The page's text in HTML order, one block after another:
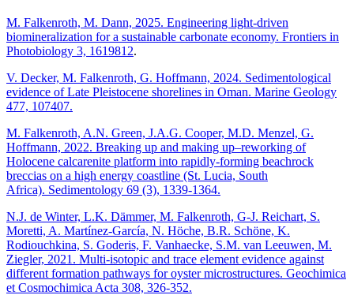
M. Falkenroth, M. Dann, 2025. Engineering light-driven
biomineralization for a sustainable carbonate economy. Frontiers in
Photobiology 3, 1619812.
V. Decker, M. Falkenroth, G. Hoffmann, 2024. Sedimentological
evidence of Late Pleistocene shorelines in Oman. Marine Geology
477, 107407.
M. Falkenroth, A.N. Green, J.A.G. Cooper, M.D. Menzel, G.
Hoffmann, 2022. Breaking up and making up–reworking of
Holocene calcarenite platform into rapidly‐forming beachrock
breccias on a high energy coastline (St. Lucia, South
Africa). Sedimentology 69 (3), 1339-1364.
N.J. de Winter, L.K. Dämmer, M. Falkenroth, G-J. Reichart, S.
Moretti, A. Martínez-García, N. Höche, B.R. Schöne, K.
Rodiouchkina, S. Goderis, F. Vanhaecke, S.M. van Leeuwen, M.
Ziegler, 2021. Multi-isotopic and trace element evidence against
different formation pathways for oyster microstructures. Geochimica
et Cosmochimica Acta 308, 326-352.